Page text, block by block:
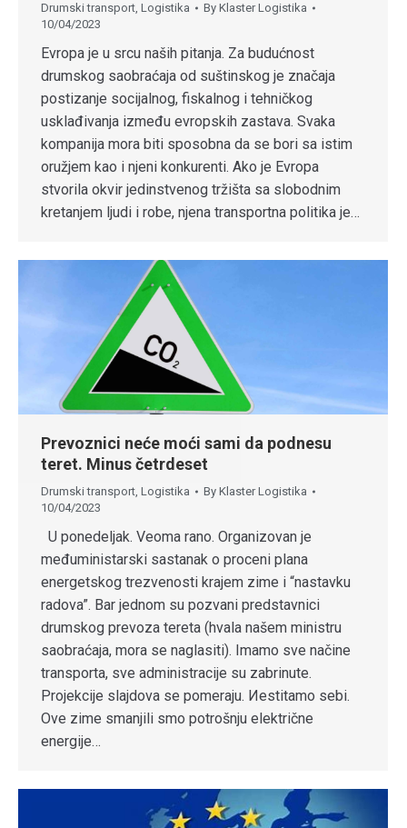
Drumski transport, Logistika By Klaster Logistika
10/04/2023
Evropa je u srcu naših pitanja. Za budućnost
drumskog saobraćaja od suštinskog je značaja
postizanje socijalnog, fiskalnog i tehničkog
usklađivanja između evropskih zastava. Svaka
kompanija mora biti sposobna da se bori sa istim
oružjem kao i njeni konkurenti. Ako je Evropa
stvorila okvir jedinstvenog tržišta sa slobodnim
kretanjem ljudi i robe, njena transportna politika je…
Prevoznici neće moći sami da podnesu
teret. Minus četrdeset
Drumski transport Logistika By Klaster Logistika
10/04/2023
U ponedeljak. Veoma rano. Organizovan je
međuministarski sastanak o proceni plana
energetskog trezvenosti krajem zime i “nastavku
radova”. Bar jednom su pozvani predstavnici
drumskog prevoza tereta (hvala našem ministru
saobraćaja, mora se naglasiti). Imamo sve načine
transporta, sve administracije su zabrinute.
Projekcije slajdova se pomeraju. Иestitamo sebi.
Ove zime smanjili smo potrošnju električne
energije…